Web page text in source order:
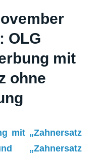
OLG
mit
ohne
mit „Zahnersatz
„Zahnersatz